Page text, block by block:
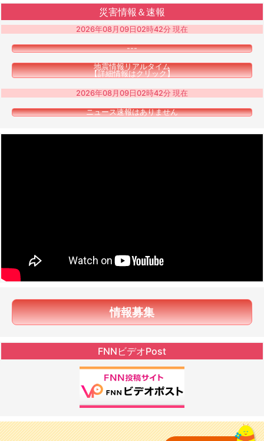
災害情報＆速報
2026年08月09日02時42分 現在
---
地震情報リアルタイム
【詳細情報はクリック】
2026年08月09日02時42分 現在
ニュース速報はありません
情報募集
FNNビデオPost